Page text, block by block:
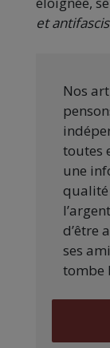
et
Nos
toutes
une
qualité
d’être
ses
tombe